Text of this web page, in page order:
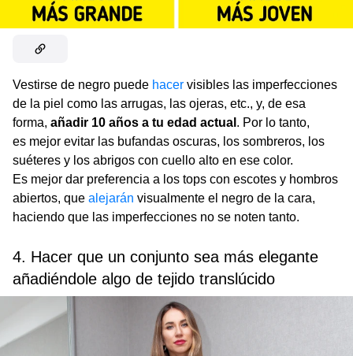
Vestirse de negro puede hacer visibles las imperfecciones
de la piel como las arrugas, las ojeras, etc., y, de esa
forma, añadir 10 años a tu edad actual . Por lo tanto,
es mejor evitar las bufandas oscuras, los sombreros, los
suéteres y los abrigos con cuello alto en ese color.
Es mejor dar preferencia a los tops con escotes y hombros
abiertos, que alejarán visualmente el negro de la cara,
haciendo que las imperfecciones no se noten tanto.
4. Hacer que un conjunto sea más elegante
añadiéndole algo de tejido translúcido